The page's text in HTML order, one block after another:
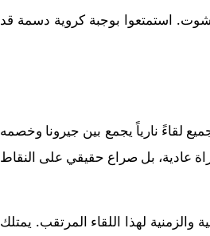
شوت. استمتعوا بوجبة كروية دسمة قد
لقاءً نارياً يجمع بين جيرونا وخصمه
عادية، بل صراع حقيقي على النقاط
لهذا اللقاء المرتقب. يمتلك